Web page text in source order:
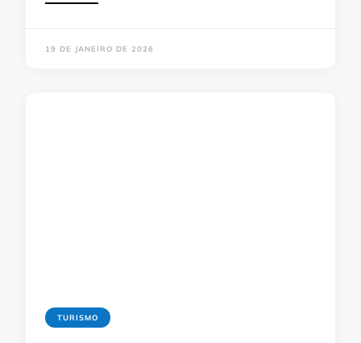
19 DE JANEIRO DE 2026
TURISMO